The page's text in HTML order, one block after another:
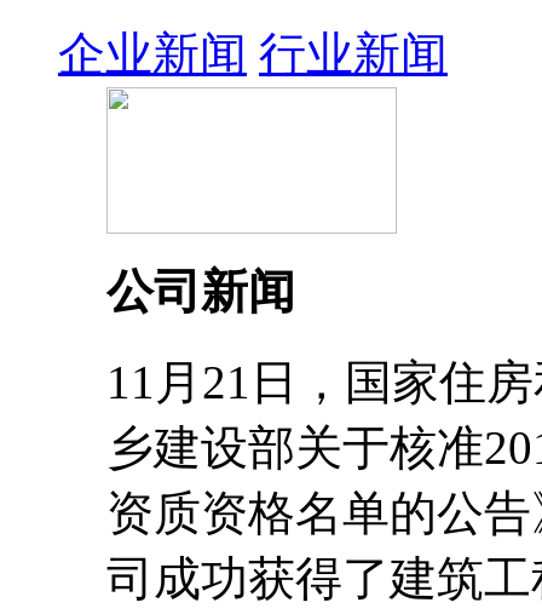
企业新闻 行业新闻
公司新闻
11月21日，国家住
乡建设部关于核准
资质资格名单的公
司成功获得了建筑